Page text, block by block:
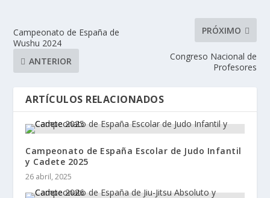
Campeonato de España de
Wushu 2024
ANTERIOR
PRÓXIMO
Congreso Nacional de
Profesores
ARTÍCULOS RELACIONADOS
Campeonato de España Escolar de Judo Infantil
y Cadete 2025
26 abril, 2025